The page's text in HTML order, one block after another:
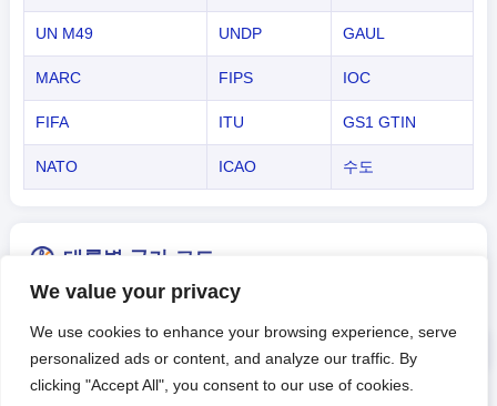
We value your privacy
We use cookies to enhance your browsing experience, serve
personalized ads or content, and analyze our traffic. By
clicking "Accept All", you consent to our use of cookies.
UN M49 UNDP GAUL
MARC FIPS IOC
FIFA ITU GS1 GTIN
NATO ICAO 수도
대륙별 국가 코드
목록에 대한 자세한 내용을 보려면 제목을 클릭하세요.
아시아 유럽 아프리카